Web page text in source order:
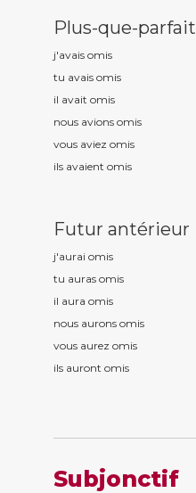
Plus-que-parfait
j'avais omis
tu avais omis
il avait omis
nous avions omis
vous aviez omis
ils avaient omis
Futur antérieur
j'aurai omis
tu auras omis
il aura omis
nous aurons omis
vous aurez omis
ils auront omis
Subjonctif